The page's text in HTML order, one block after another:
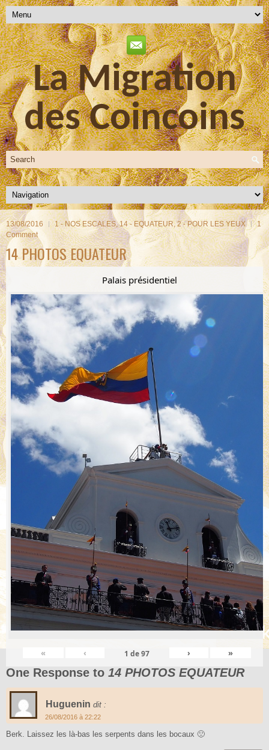
La Migration
des Coincoins
13/08/2016 1 - NOS ESCALES,14 - EQUATEUR,2 - POUR LES YEUX
1
Comment
14 PHOTOS EQUATEUR
Palais présidentiel
« ‹ 1 de97 › »
One Response to 14 PHOTOS EQUATEUR
Huguenin dit :
26/08/2016 à 22:22
Berk. Laissez les là-bas les serpents dans les bocaux 🙁